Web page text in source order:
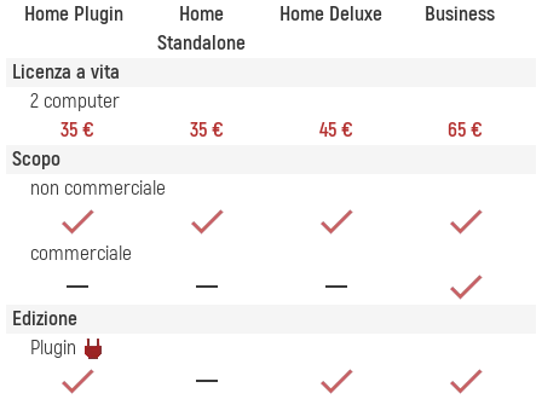
Home Plugin
Home
Standalone
Home Deluxe Business
Licenza a vita
2 computer
35 €
35 € 45 €
65 €
Scopo
non commerciale
commerciale
Edizione
Plugin